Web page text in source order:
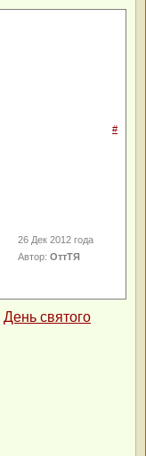
#
26 Дек 2012 года
Автор:ОттТЯ
День святого